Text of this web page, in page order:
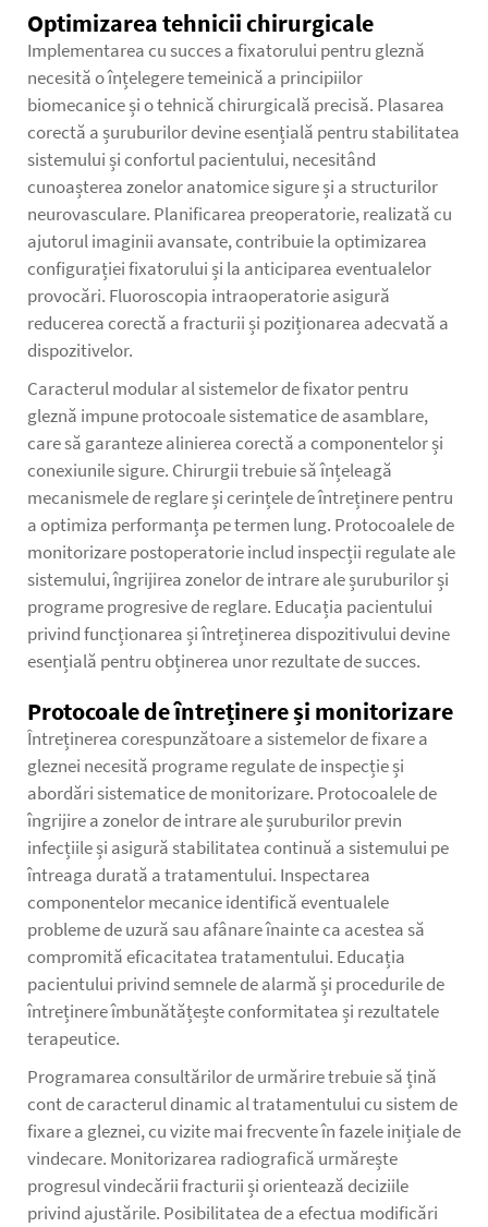
Optimizarea tehnicii chirurgicale
Implementarea cu succes a fixatorului pentru gleznă
necesită o înțelegere temeinică a principiilor
biomecanice și o tehnică chirurgicală precisă. Plasarea
corectă a șuruburilor devine esențială pentru stabilitatea
sistemului și confortul pacientului, necesitând
cunoașterea zonelor anatomice sigure și a structurilor
neurovasculare. Planificarea preoperatorie, realizată cu
ajutorul imaginii avansate, contribuie la optimizarea
configurației fixatorului și la anticiparea eventualelor
provocări. Fluoroscopia intraoperatorie asigură
reducerea corectă a fracturii și poziționarea adecvată a
dispozitivelor.
Caracterul modular al sistemelor de fixator pentru
gleznă impune protocoale sistematice de asamblare,
care să garanteze alinierea corectă a componentelor și
conexiunile sigure. Chirurgii trebuie să înțeleagă
mecanismele de reglare și cerințele de întreținere pentru
a optimiza performanța pe termen lung. Protocoalele de
monitorizare postoperatorie includ inspecții regulate ale
sistemului, îngrijirea zonelor de intrare ale șuruburilor și
programe progresive de reglare. Educația pacientului
privind funcționarea și întreținerea dispozitivului devine
esențială pentru obținerea unor rezultate de succes.
Protocoale de întreținere și monitorizare
Întreținerea corespunzătoare a sistemelor de fixare a
gleznei necesită programe regulate de inspecție și
abordări sistematice de monitorizare. Protocoalele de
îngrijire a zonelor de intrare ale șuruburilor previn
infecțiile și asigură stabilitatea continuă a sistemului pe
întreaga durată a tratamentului. Inspectarea
componentelor mecanice identifică eventualele
probleme de uzură sau afânare înainte ca acestea să
compromită eficacitatea tratamentului. Educația
pacientului privind semnele de alarmă și procedurile de
întreținere îmbunătățește conformitatea și rezultatele
terapeutice.
Programarea consultărilor de urmărire trebuie să țină
cont de caracterul dinamic al tratamentului cu sistem de
fixare a gleznei, cu vizite mai frecvente în fazele inițiale de
vindecare. Monitorizarea radiografică urmărește
progresul vindecării fracturii și orientează deciziile
privind ajustările. Posibilitatea de a efectua modificări